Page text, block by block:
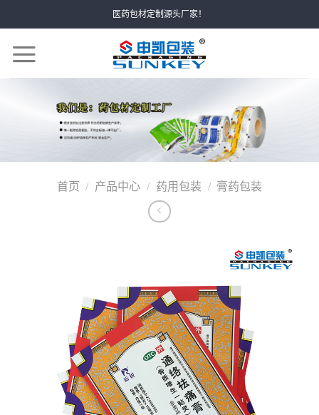
to
content
医药包材定制源头厂家！
首页 / 产品中心 / 药用包装 / 膏药包装